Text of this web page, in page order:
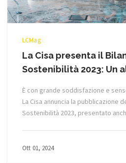
LCMag
La Cisa presenta il
Sostenibilità 2023: Un
È con grande soddisfazione e
La Cisa annuncia la pubblicazione
Sostenibilità 2023, presentato
Ott 01, 2024